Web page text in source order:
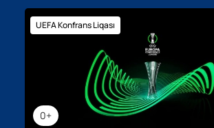
0+
UEFA Konfrans Liqası